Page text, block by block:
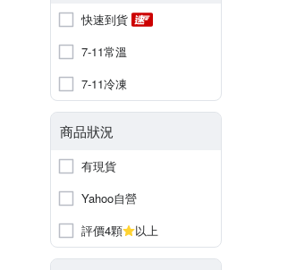
快速到貨
7-11常溫
7-11冷凍
商品狀況
有現貨
Yahoo自營
評價4顆
以上